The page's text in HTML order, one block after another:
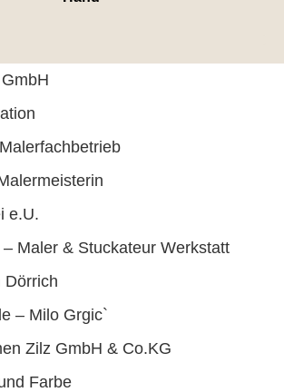
e.U.
Maler & Stuckateur Werkstatt
Dörrich
– Milo Grgic`
Zilz GmbH & Co.KG
Farbe